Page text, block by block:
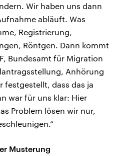
Wir haben uns dann
abläuft. Was
Registrierung,
Röntgen. Dann kommt
Bundesamt für Migration
Anhörung
festgestellt, dass das ja
war für uns klar: Hier
Problem lösen wir nur,
Musterung